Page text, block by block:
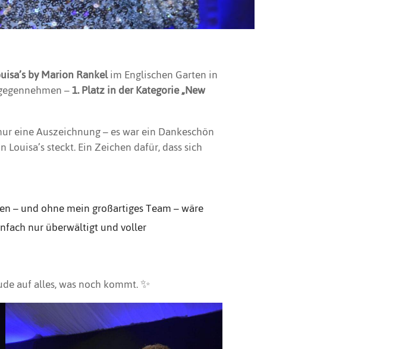
by Marion Rankelim Englischen Garten in
–1. Platz in der Kategorie „New
eine Auszeichnung – es war ein Dankeschön
steckt. Ein Zeichen dafür, dass sich
– und ohne mein großartiges Team – wäre
nur überwältigt und voller
auf alles, was noch kommt. ✨